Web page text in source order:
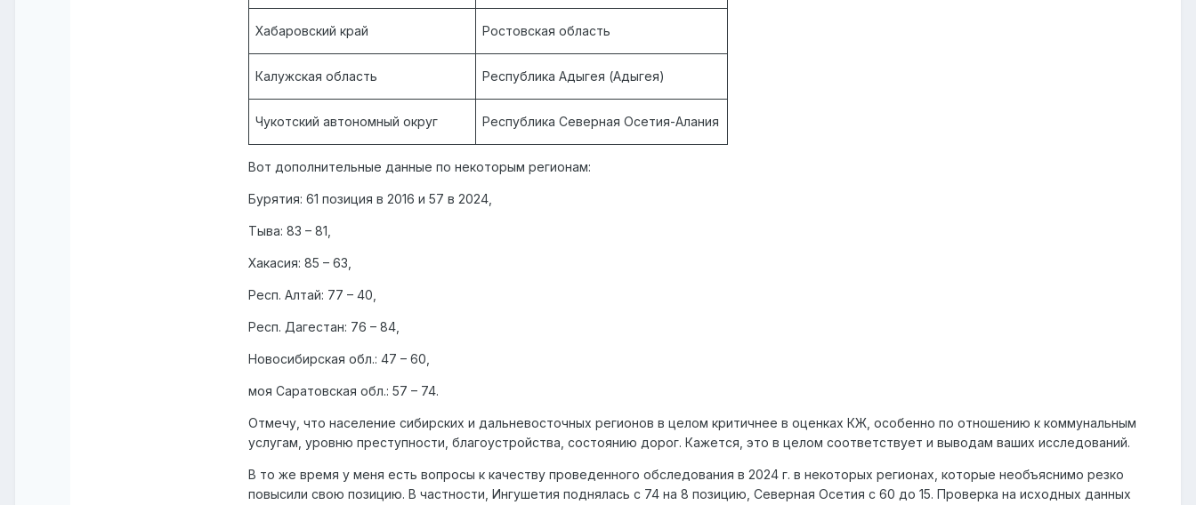
Хабаровский край Ростовская область
Калужская область Республика Адыгея (Адыгея)
Чукотский автономный округ Республика Северная Осетия-Алания
Вот дополнительные данные по некоторым регионам:
Бурятия: 61 позиция в 2016 и 57 в 2024,
Тыва: 83 – 81,
Хакасия: 85 – 63,
Респ. Алтай: 77 – 40,
Респ. Дагестан: 76 – 84,
Новосибирская обл.: 47 – 60,
моя Саратовская обл.: 57 – 74.
Отмечу, что население сибирских и дальневосточных регионов в целом критичнее в оценках КЖ, особенно по отношению к коммунальным
услугам, уровню преступности, благоустройства, состоянию дорог. Кажется, это в целом соответствует и выводам ваших исследований.
В то же время у меня есть вопросы к качеству проведенного обследования в 2024 г. в некоторых регионах, которые необъяснимо резко
повысили свою позицию. В частности, Ингушетия поднялась с 74 на 8 позицию, Северная Осетия с 60 до 15. Проверка на исходных данных